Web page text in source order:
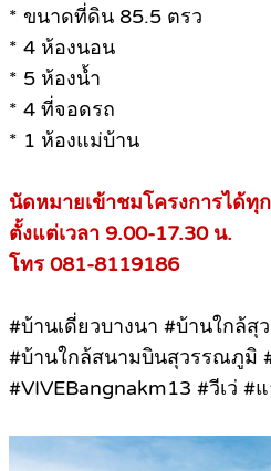
* ขนาดที่ดิน 85.5 ตรว
* 4 ห้องนอน
* 5 ห้องน้ำ
* 4 ที่จอดรถ
* 1 ห้องแม่บ้าน
นัดหมายเข้าชมโครงการได้ทุ
ตั้งแต่เวลา 9.00-17.30 น.
โทร 081-8119186
#บ้านเดี่ยวบางนา #บ้านใกล้
#บ้านใกล้สนามบินสุวรรณภูมิ
#VIVEBangnakm13 #วีเว่ #